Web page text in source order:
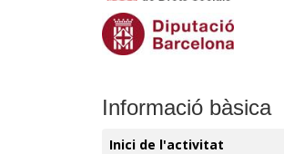
Informació bàsica
Inici de l'activitat